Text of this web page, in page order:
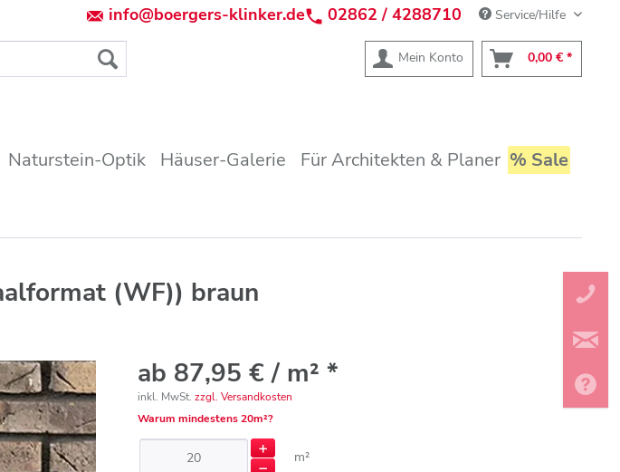
info@boergers-klinker.de 02862 / 4288710 Service/Hilfe
Mein Konto 0,00 € *
Naturstein-Optik Häuser-Galerie Für Architekten & Planer % Sale
(WF)) braun
ab 87,95 € / m² *
inkl. MwSt.zzgl. Versandkosten
Warum mindestens 20m²?
m²